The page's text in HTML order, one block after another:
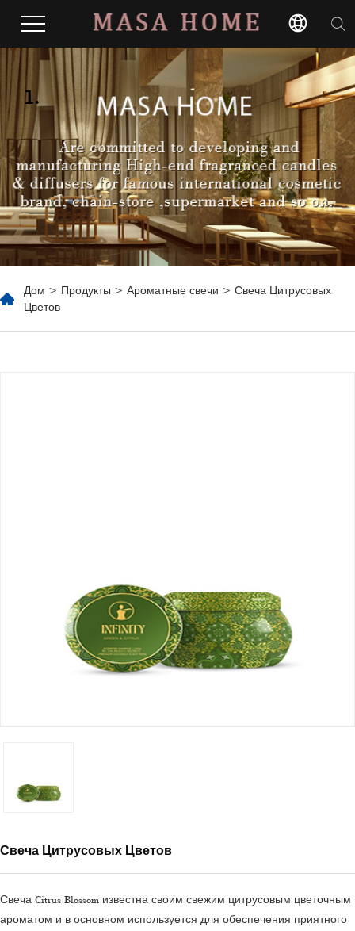
1.
Дом > Продукты > Ароматные свечи > Свеча Цитрусовых
Цветов
Свеча Цитрусовых Цветов
Свеча Citrus Blossom известна своим свежим цитрусовым цветочным
ароматом и в основном используется для обеспечения приятного